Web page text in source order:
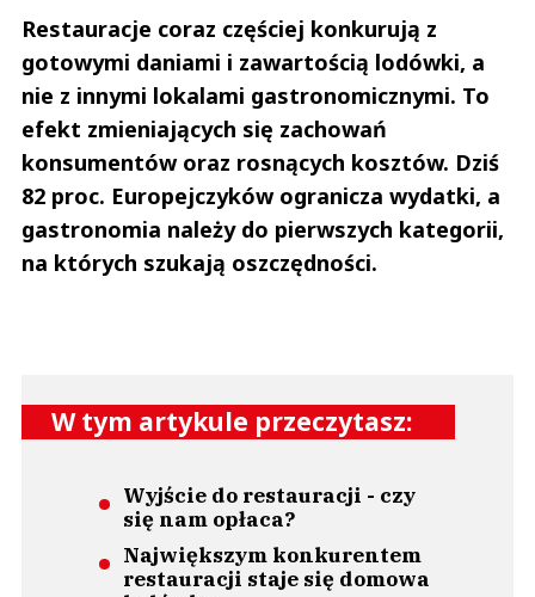
Restauracje coraz częściej konkurują z
gotowymi daniami i zawartością lodówki, a
nie z innymi lokalami gastronomicznymi. To
efekt zmieniających się zachowań
konsumentów oraz rosnących kosztów. Dziś
82 proc. Europejczyków ogranicza wydatki, a
gastronomia należy do pierwszych kategorii,
na których szukają oszczędności.
W tym artykule przeczytasz:
Wyjście do restauracji - czy
się nam opłaca?
Największym konkurentem
restauracji staje się domowa